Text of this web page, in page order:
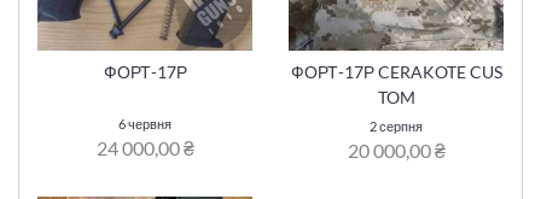
ФОРТ-17Р
6 червня
24 000,00 ₴
ФОРТ-17Р CERAKOTE CUS
TOM
2 серпня
20 000,00 ₴